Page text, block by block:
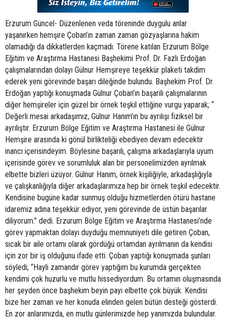
Erzurum Güncel- Düzenlenen veda töreninde duygulu anlar
yaşanırken hemşire Çoban’ın zaman zaman gözyaşlarına hakim
olamadığı da dikkatlerden kaçmadı. Törene katılan Erzurum Bölge
Eğitim ve Araştırma Hastanesi Başhekimi Prof. Dr. Fazlı Erdoğan
çalışmalarından dolayı Gülnur Hemşireye teşekkür plaketi takdim
ederek yeni görevinde başarı dileğinde bulundu. Başhekim Prof. Dr.
Erdoğan yaptığı konuşmada Gülnur Çoban’ın başarılı çalışmalarının
diğer hemşireler için güzel bir örnek teşkil ettiğine vurgu yaparak; “
Değerli mesai arkadaşımız, Gülnur Hanım’ın bu ayrılışı fiziksel bir
ayrılıştır. Erzurum Bölge Eğitim ve Araştırma Hastanesi ile Gülnur
Hemşire arasında ki gönül birlikteliği ebediyen devam edecektir
inancı içerisindeyim. Böylesine başarılı, çalışma arkadaşlarıyla uyum
içerisinde görev ve sorumluluk alan bir personelimizden ayrılmak
elbette bizleri üzüyor. Gülnur Hanım, örnek kişiliğiyle, arkadaşlığıyla
ve çalışkanlığıyla diğer arkadaşlarımıza hep bir örnek teşkil edecektir.
Kendisine bugüne kadar sunmuş olduğu hizmetlerden ötürü hastane
idaremiz adına teşekkür ediyor, yeni görevinde de üstün başarılar
diliyorum.” dedi. Erzurum Bölge Eğitim ve Araştırma Hastanesi’nde
görev yapmaktan dolayı duyduğu memnuniyeti dile getiren Çoban,
sıcak bir aile ortamı olarak gördüğü ortamdan ayrılmanın da kendisi
için zor bir iş olduğunu ifade etti. Çoban yaptığı konuşmada şunları
söyledi; “Hayli zamandır görev yaptığım bu kurumda gerçekten
kendimi çok huzurlu ve mutlu hissediyordum. Bu ortamın oluşmasında
her şeyden önce başhekim beyin payı elbette çok büyük. Kendisi
bize her zaman ve her konuda elinden gelen bütün desteği gösterdi.
En zor anlarımızda, en mutlu günlerimizde hep yanımızda bulundular.